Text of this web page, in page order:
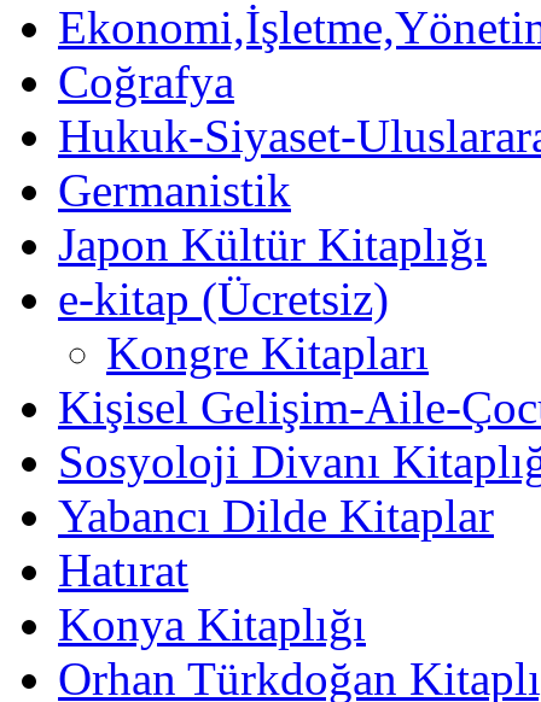
Coğrafya
Hukuk-Siyaset-
Germanistik
Japon Kültür Kitaplığı
e-kitap (Ücretsiz)
Kongre Kitapları
Kişisel Gelişim-Aile-
Sosyoloji Divanı
Yabancı Dilde Kitaplar
Hatırat
Konya Kitaplığı
Orhan Türkdoğan